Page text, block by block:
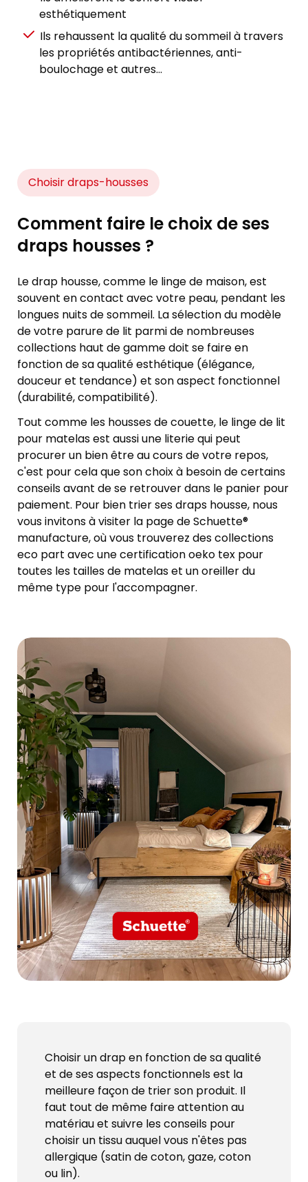
esthétiquement
Ils rehaussent la qualité du sommeil à travers
les propriétés antibactériennes, anti-
boulochage et autres...
Choisir draps-housses
Comment faire le choix de ses
draps housses ?
Le drap housse, comme le linge de maison, est
souvent en contact avec votre peau, pendant les
longues nuits de sommeil. La sélection du modèle
de votre parure de lit parmi de nombreuses
collections haut de gamme doit se faire en
fonction de sa qualité esthétique (élégance,
douceur et tendance) et son aspect fonctionnel
(durabilité, compatibilité).
Tout comme les housses de couette, le linge de lit
pour matelas est aussi une literie qui peut
procurer un bien être au cours de votre repos,
c'est pour cela que son choix à besoin de certains
conseils avant de se retrouver dans le panier pour
paiement. Pour bien trier ses draps housse, nous
vous invitons à visiter la page de Schuette®
manufacture, où vous trouverez des collections
eco part avec une certification oeko tex pour
toutes les tailles de matelas et un oreiller du
même type pour l'accompagner.
Choisir un drap en fonction de sa qualité
et de ses aspects fonctionnels est la
meilleure façon de trier son produit. Il
faut tout de même faire attention au
matériau et suivre les conseils pour
choisir un tissu auquel vous n'êtes pas
allergique (satin de coton, gaze, coton
ou lin).